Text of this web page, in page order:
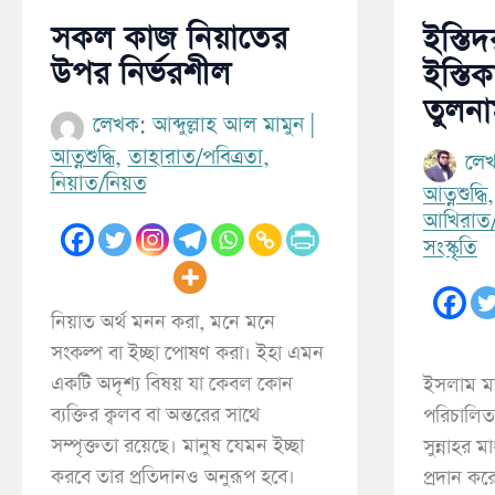
সকল কাজ নিয়াতের
উপর নির্ভরশীল
লেখক: আব্দুল্লাহ আল মামুন
আত্নশুদ্ধি,তাহারাত/পবিত্রতা,
নিয়াত/নিয়ত
নিয়াত অর্থ মনন করা, মনে মনে
সংকল্প বা ইচ্ছা পোষণ করা। ইহা এমন
একটি অদৃশ্য বিষয় যা কেবল কোন
ব্যক্তির ক্বলব বা অন্তরের সাথে
সম্পৃক্ততা রয়েছে। মানুষ যেমন ইচ্ছা
করবে তার প্রতিদানও অনুরূপ হবে।
আত্নশুদ্ধি
সংস্কৃতি
ইসলাম
সুন্নাহর
প্রদান